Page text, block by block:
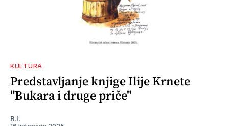
KULTURA
Predstavljanje knjige Ilije Krnete
"Bukara i druge priče"
R.I.